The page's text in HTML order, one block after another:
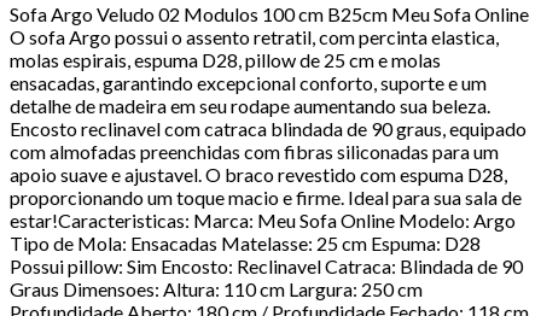
Sofa Argo Veludo 02 Modulos 100 cm B25cm Meu Sofa Online
O sofa Argo possui o assento retratil, com percinta elastica,
molas espirais, espuma D28, pillow de 25 cm e molas
ensacadas, garantindo excepcional conforto, suporte e um
detalhe de madeira em seu rodape aumentando sua beleza.
Encosto reclinavel com catraca blindada de 90 graus, equipado
com almofadas preenchidas com fibras siliconadas para um
apoio suave e ajustavel. O braco revestido com espuma D28,
proporcionando um toque macio e firme. Ideal para sua sala de
estar!Caracteristicas: Marca: Meu Sofa Online Modelo: Argo
Tipo de Mola: Ensacadas Matelasse: 25 cm Espuma: D28
Possui pillow: Sim Encosto: Reclinavel Catraca: Blindada de 90
Graus Dimensoes: Altura: 110 cm Largura: 250 cm